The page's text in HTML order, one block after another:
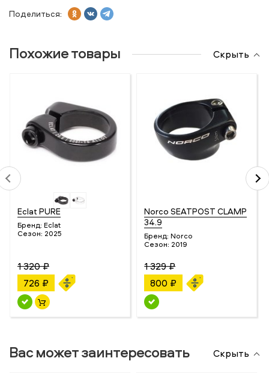
Поделиться:
Похожие товары Скрыть
Eclat PURE
Бренд: Eclat
Сезон: 2025
1 320 ₽
726 ₽
Norco SEATPOST CLAMP
34.9
Бренд: Norco
Сезон: 2019
1 329 ₽
800 ₽
Вас может заинтересовать Скрыть